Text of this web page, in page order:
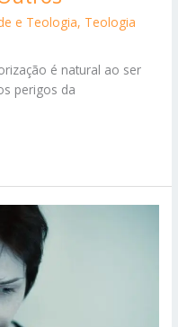
e Teologia, Teologia
é natural ao ser
perigos da